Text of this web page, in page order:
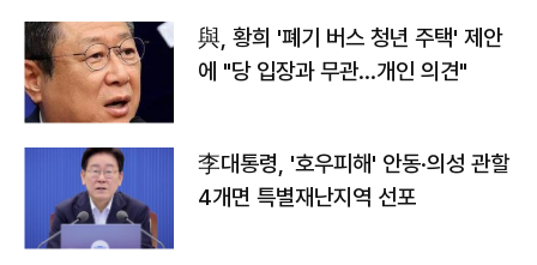
與, 황희 '폐기 버스 청년 주택' 제안
에 "당 입장과 무관…개인 의견"
李대통령, '호우피해' 안동·의성 관할
4개면 특별재난지역 선포